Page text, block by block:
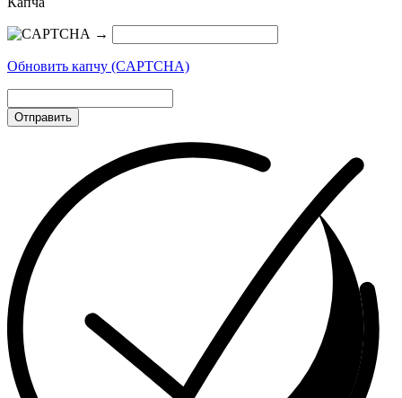
→
Обновить капчу (CAPTCHA)
Отправить